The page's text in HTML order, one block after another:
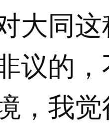
大同
议的
，我